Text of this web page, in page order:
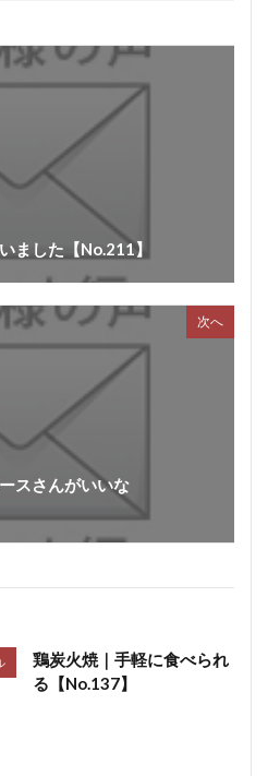
ました【No.211】
次へ
スさんがいいな
鶏炭火焼｜手軽に食べられ
る【No.137】